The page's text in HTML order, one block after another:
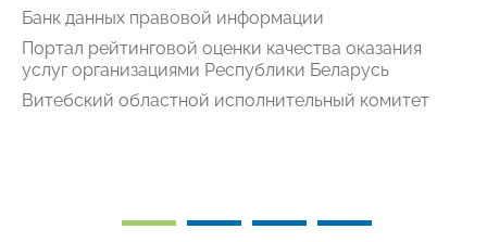
Банк данных правовой информации
Портал рейтинговой оценки качества оказания
услуг организациями Республики Беларусь
Витебский областной исполнительный комитет